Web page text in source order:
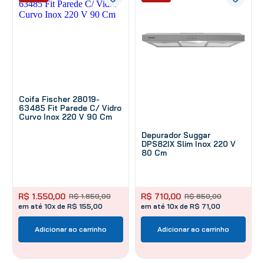
Coifa Fischer 28019-
63485 Fit Parede C/ Vidro
Curvo Inox 220 V 90 Cm
R$ 1.850,00
R$ 1.550,00
em até 10x de R$ 155,00
Adicionar ao carrinho
Depurador Suggar
DPS82IX Slim Inox 220 V
80 Cm
R$ 850,00
R$ 710,00
em até 10x de R$ 71,00
Adicionar ao carrinho